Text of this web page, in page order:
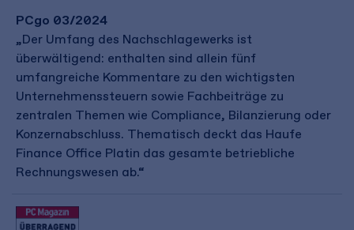
PCgo 03/2024
„Der Umfang des Nachschlagewerks ist
überwältigend: enthalten sind allein fünf
umfangreiche Kommentare zu den wichtigsten
Unternehmenssteuern sowie Fachbeiträge zu
zentralen Themen wie Compliance, Bilanzierung oder
Konzernabschluss. Thematisch deckt das Haufe
Finance Office Platin das gesamte betriebliche
Rechnungswesen ab.“